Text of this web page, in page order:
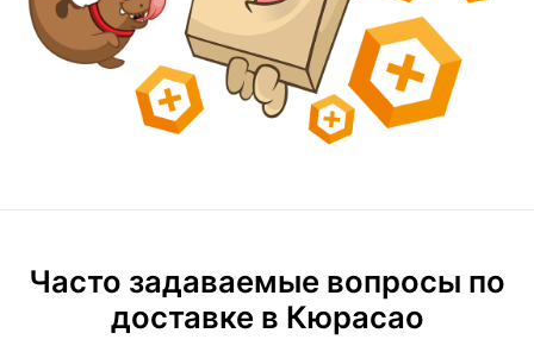
Часто задаваемые вопросы по
доставке в Кюрасао